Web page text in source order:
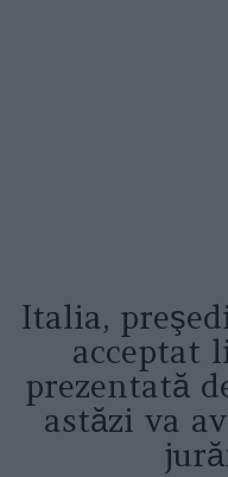
Italia,
acceptat
prezentată
astăzi va